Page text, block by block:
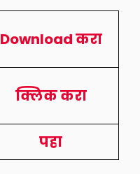
Download करा
क्लिक करा
पहा